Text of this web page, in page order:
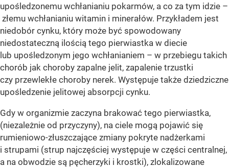
upośledzonemu wchłanianiu pokarmów, a co za tym idzie –
złemu wchłanianiu witamin i minerałów. Przykładem jest
niedobór cynku, który może być spowodowany
niedostateczną ilością tego pierwiastka w diecie
lub upośledzonym jego wchłanianiem – w przebiegu takich
chorób jak choroby zapalne jelit, zapalenie trzustki
czy przewlekłe choroby nerek. Występuje także dziedziczne
upośledzenie jelitowej absorpcji cynku.
Gdy w organizmie zaczyna brakować tego pierwiastka,
(niezależnie od przyczyny), na ciele mogą pojawić się
rumieniowo-złuszczające zmiany pokryte nadżerkami
i strupami (strup najczęściej występuje w części centralnej,
a na obwodzie są pęcherzyki i krostki), zlokalizowane